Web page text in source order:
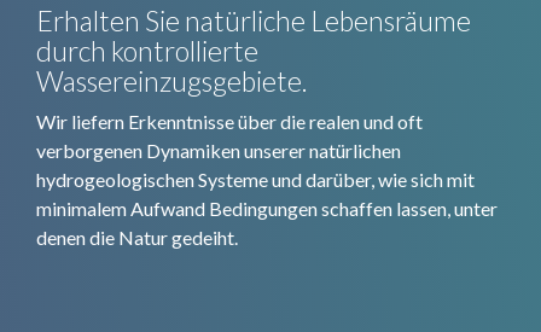
Erhalten Sie natürliche Lebensräume
durch kontrollierte
Wassereinzugsgebiete.
Wir liefern Erkenntnisse über die realen und oft
verborgenen Dynamiken unserer natürlichen
hydrogeologischen Systeme und darüber, wie sich mit
minimalem Aufwand Bedingungen schaffen lassen, unter
denen die Natur gedeiht.